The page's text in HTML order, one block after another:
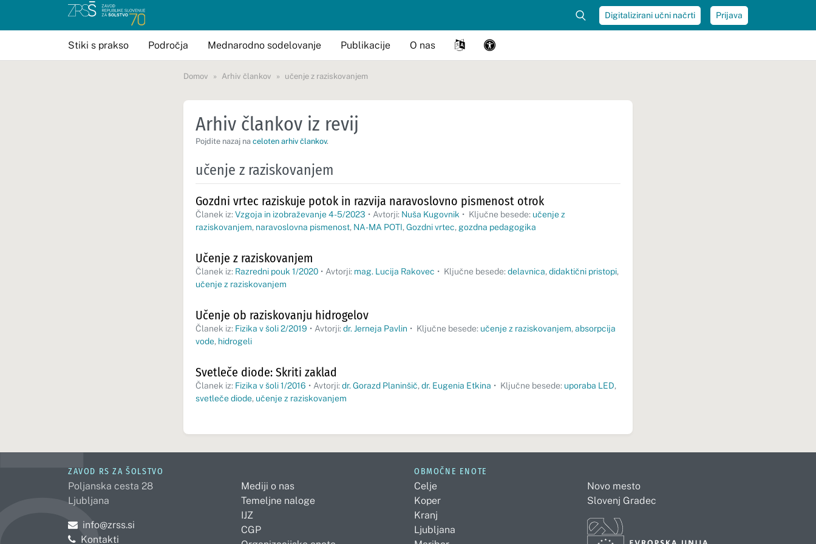
Digitalizirani učni načrti Prijava
Stiki s prakso Področja Mednarodno sodelovanje Publikacije O nas
Domov Arhiv člankov učenje z raziskovanjem
Arhiv člankov iz revij
Pojdite nazaj na celoten arhiv člankov.
učenje z raziskovanjem
Gozdni vrtec raziskuje potok in razvija naravoslovno pismenost otrok
Članek iz: Vzgoja in izobraževanje 4-5/2023 • Avtorji: Nuša Kugovnik • Ključne besede: učenje z
raziskovanjem, naravoslovna pismenost, NA-MA POTI, Gozdni vrtec, gozdna pedagogika
Učenje z raziskovanjem
Članek iz: Razredni pouk 1/2020 • Avtorji: mag. Lucija Rakovec • Ključne besede: delavnica, didaktični pristopi,
učenje z raziskovanjem
Učenje ob raziskovanju hidrogelov
Članek iz: Fizika v šoli 2/2019 • Avtorji: dr. Jerneja Pavlin • Ključne besede: učenje z raziskovanjem, absorpcija
vode, hidrogeli
Svetleče diode: Skriti zaklad
Članek iz: Fizika v šoli 1/2016 • Avtorji: dr. Gorazd Planinšič, dr. Eugenia Etkina • Ključne besede: uporaba LED,
svetleče diode, učenje z raziskovanjem
ZAVOD RS ZA ŠOLSTVO
Poljanska cesta 28
Ljubljana
Pošljite e-mail na
info@zrss.si
Kontakti
Mediji o nas
Temeljne naloge
IJZ
CGP
OBMOČNE ENOTE
Celje
Koper
Kranj
Ljubljana
Novo mesto
Slovenj Gradec